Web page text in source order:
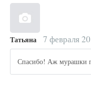
Татьяна 7 февраля
Спасибо! Аж мурашки